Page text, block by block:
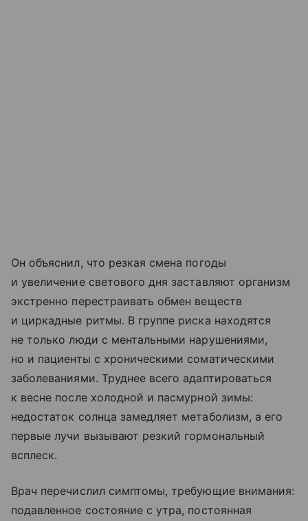
Он объяснил, что резкая смена погоды
и увеличение светового дня заставляют организм
экстренно перестраивать обмен веществ
и циркадные ритмы. В группе риска находятся
не только люди с ментальными нарушениями,
но и пациенты с хроническими соматическими
заболеваниями. Труднее всего адаптироваться
к весне после холодной и пасмурной зимы:
недостаток солнца замедляет метаболизм, а его
первые лучи вызывают резкий гормональный
всплеск.
Врач перечислил симптомы, требующие внимания:
подавленное состояние с утра, постоянная